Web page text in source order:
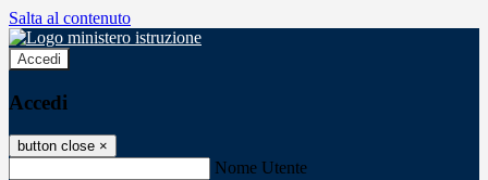
Salta al contenuto
Accedi
Accedi
button close ×
Nome Utente